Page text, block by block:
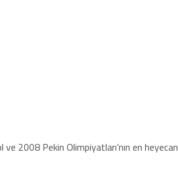
2008 Pekin Olimpiyatları’nın en heyecan